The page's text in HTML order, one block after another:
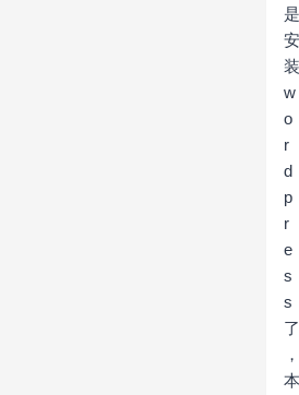
是
安
装
w
o
r
d
p
r
e
s
s
了
，
本